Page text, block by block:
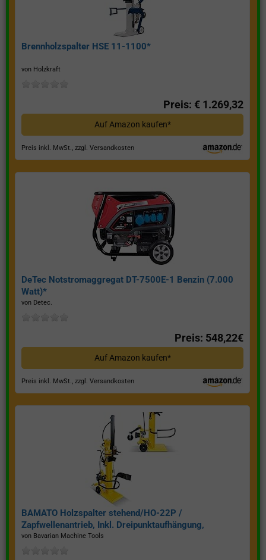
Brennholzspalter HSE 11-1100*
von Holzkraft
Preis: € 1.269,32
Auf Amazon kaufen*
Preis inkl. MwSt., zzgl. Versandkosten
DeTec Notstromaggregat DT-7500E-1 Benzin (7.000
Watt)*
von Detec.
Preis: 548,22€
Auf Amazon kaufen*
Preis inkl. MwSt., zzgl. Versandkosten
BAMATO Holzspalter stehend/HO-22P /
Zapfwellenantrieb, Inkl. Dreipunktaufhängung,
Spaltkraft 22 Tonnen*
von Bavarian Machine Tools